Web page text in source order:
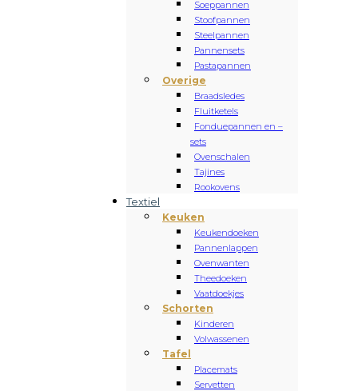
Soeppannen
Stoofpannen
Steelpannen
Pannensets
Pastapannen
Overige
Braadsledes
Fluitketels
Fonduepannen en –
sets
Ovenschalen
Tajines
Rookovens
Textiel
Keuken
Keukendoeken
Pannenlappen
Ovenwanten
Theedoeken
Vaatdoekjes
Schorten
Kinderen
Volwassenen
Tafel
Placemats
Servetten